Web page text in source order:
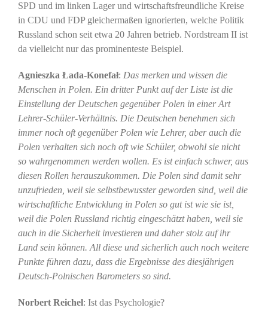
SPD und im linken Lager und wirtschaftsfreundliche Kreise
in CDU und FDP gleichermaßen ignorierten, welche Politik
Russland schon seit etwa 20 Jahren betrieb. Nordstream II ist
da vielleicht nur das prominenteste Beispiel.
Agnieszka Łada-Konefał: Das merken und wissen die
Menschen in Polen. Ein dritter Punkt auf der Liste ist die
Einstellung der Deutschen gegenüber Polen in einer Art
Lehrer-Schüler-Verhältnis. Die Deutschen benehmen sich
immer noch oft gegenüber Polen wie Lehrer, aber auch die
Polen verhalten sich noch oft wie Schüler, obwohl sie nicht
so wahrgenommen werden wollen. Es ist einfach schwer, aus
diesen Rollen herauszukommen. Die Polen sind damit sehr
unzufrieden, weil sie selbstbewusster geworden sind, weil die
wirtschaftliche Entwicklung in Polen so gut ist wie sie ist,
weil die Polen Russland richtig eingeschätzt haben, weil sie
auch in die Sicherheit investieren und daher stolz auf ihr
Land sein können. All diese und sicherlich auch noch weitere
Punkte führen dazu, dass die Ergebnisse des diesjährigen
Deutsch-Polnischen Barometers so sind.
Norbert Reichel: Ist das Psychologie?